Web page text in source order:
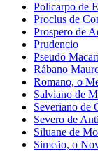
Policarpo de
Proclus de
Prospero de
Prudencio
Pseudo
Rábano
Romano, o
Salviano de
Severiano de
Severo de
Siluane de
Simeão, o